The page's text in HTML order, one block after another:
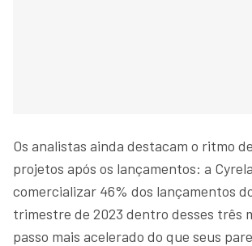
Os analistas ainda destacam o ritmo
projetos após os lançamentos: a
comercializar 46% dos lançamentos
trimestre de 2023 dentro desses três
passo mais acelerado do que seus